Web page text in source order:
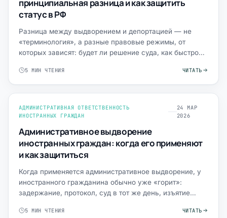
принципиальная разница и как защитить
статус в РФ
Разница между выдворением и депортацией — не
«терминология», а разные правовые режимы, от
которых зависят: будет ли решение суда, как быстро
5 МИН ЧТЕНИЯ ЧИТАТЬ
АДМИНИСТРАТИВНАЯ ОТВЕТСТВЕННОСТЬ
ИНОСТРАННЫХ ГРАЖДАН
24 МАР
2026
Административное выдворение
иностранных граждан: когда его применяют
и как защититься
Когда применяется административное выдворение, у
иностранного гражданина обычно уже «горит»:
задержание, протокол, суд в тот же день, изъятие
5 МИН ЧТЕНИЯ ЧИТАТЬ